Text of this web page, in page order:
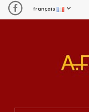
français